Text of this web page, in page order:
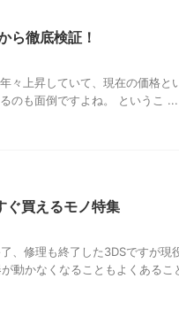
ら徹底検証！
々上昇していて、現在の価格と
のも面倒ですよね。 というこ ...
ぐ買えるモノ特集
、修理も終了した3DSですが現
動かなくなることもよくあるこ